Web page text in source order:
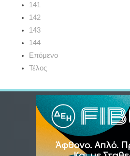
141
142
143
144
Επόμενο
Τέλος